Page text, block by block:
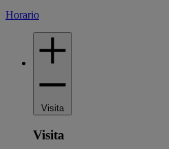
Horario
Visita
Visita